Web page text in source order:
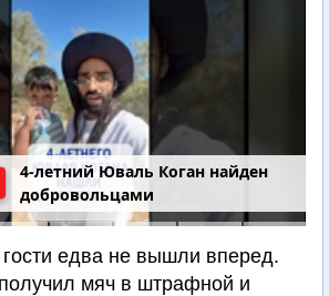
4-летний Юваль Коган найден
добровольцами
едва не вышли вперед.
мяч в штрафной и